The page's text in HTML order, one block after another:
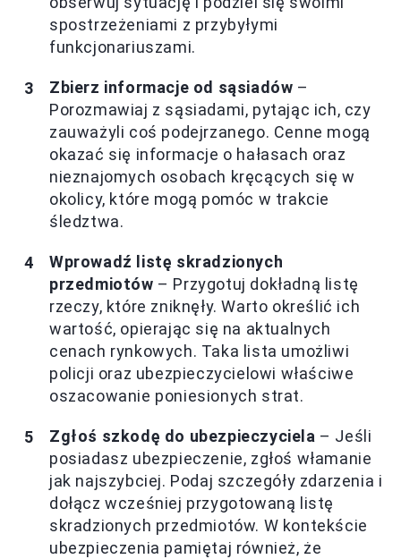
spostrzeżeniami z przybyłymi
funkcjonariuszami.
Zbierz informacje od sąsiadów –
Porozmawiaj z sąsiadami, pytając ich, czy
zauważyli coś podejrzanego. Cenne mogą
okazać się informacje o hałasach oraz
nieznajomych osobach kręcących się w
okolicy, które mogą pomóc w trakcie
śledztwa.
Wprowadź listę skradzionych
przedmiotów – Przygotuj dokładną listę
rzeczy, które zniknęły. Warto określić ich
wartość, opierając się na aktualnych
cenach rynkowych. Taka lista umożliwi
policji oraz ubezpieczycielowi właściwe
oszacowanie poniesionych strat.
Zgłoś szkodę do ubezpieczyciela – Jeśli
posiadasz ubezpieczenie, zgłoś włamanie
jak najszybciej. Podaj szczegóły zdarzenia i
dołącz wcześniej przygotowaną listę
skradzionych przedmiotów. W kontekście
ubezpieczenia pamiętaj również, że